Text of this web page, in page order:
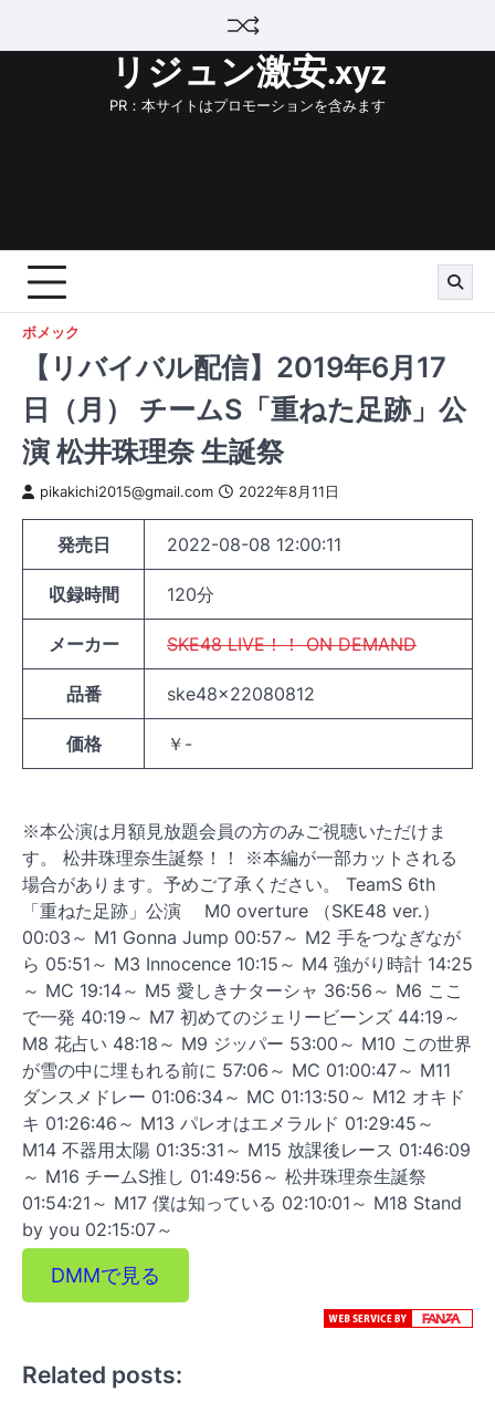
リジュン激安.xyz
PR：本サイトはプロモーションを含みます
ボメック
【リバイバル配信】2019年6月17
日（月） チームS「重ねた足跡」公
演 松井珠理奈 生誕祭
pikakichi2015@gmail.com 2022年8月11日
発売日 2022-08-08 12:00:11
収録時間 120分
メーカー SKE48 LIVE！！ ON DEMAND
品番 ske48x22080812
価格 ￥-
※本公演は月額見放題会員の方のみご視聴いただけま
す。 松井珠理奈生誕祭！！ ※本編が一部カットされる
場合があります。予めご了承ください。 TeamS 6th
「重ねた足跡」公演 M0 overture （SKE48 ver.）
00:03～ M1 Gonna Jump 00:57～ M2 手をつなぎなが
ら 05:51～ M3 Innocence 10:15～ M4 強がり時計 14:25
～ MC 19:14～ M5 愛しきナターシャ 36:56～ M6 ここ
で一発 40:19～ M7 初めてのジェリービーンズ 44:19～
M8 花占い 48:18～ M9 ジッパー 53:00～ M10 この世界
が雪の中に埋もれる前に 57:06～ MC 01:00:47～ M11
ダンスメドレー 01:06:34～ MC 01:13:50～ M12 オキド
キ 01:26:46～ M13 パレオはエメラルド 01:29:45～
M14 不器用太陽 01:35:31～ M15 放課後レース 01:46:09
～ M16 チームS推し 01:49:56～ 松井珠理奈生誕祭
01:54:21～ M17 僕は知っている 02:10:01～ M18 Stand
by you 02:15:07～
DMMで見る
Related posts: